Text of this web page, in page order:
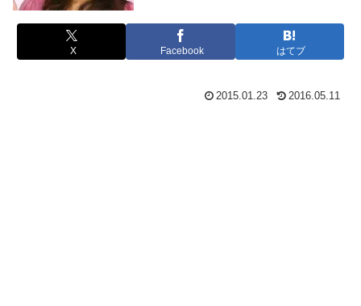
X Facebook はてブ
2015.01.23 2016.05.11